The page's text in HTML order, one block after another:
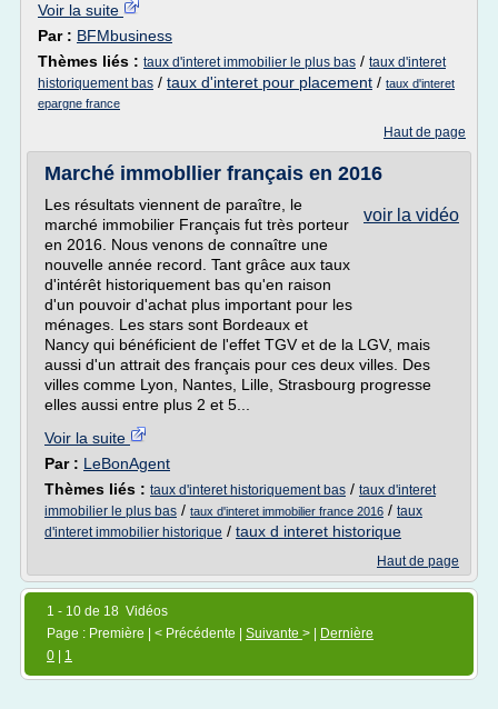
Voir la suite
Par : BFMbusiness
Thèmes liés : taux d'interet immobilier le plus bas / taux d'interet
historiquement bas / taux d'interet pour placement / taux d'interet
epargne france
Haut de page
Marché immobllier français en 2016
voir la vidéo
Les résultats viennent de paraître, le
marché immobilier Français fut très porteur
en 2016. Nous venons de connaître une
nouvelle année record. Tant grâce aux taux
d'intérêt historiquement bas qu'en raison
d'un pouvoir d'achat plus important pour les
ménages. Les stars sont Bordeaux et
Nancy qui bénéficient de l'effet TGV et de la LGV, mais
aussi d'un attrait des français pour ces deux villes. Des
villes comme Lyon, Nantes, Lille, Strasbourg progresse
elles aussi entre plus 2 et 5...
Voir la suite
Par : LeBonAgent
Thèmes liés : taux d'interet historiquement bas / taux d'interet
immobilier le plus bas / taux d'interet immobilier france 2016 / taux
d'interet immobilier historique / taux d interet historique
Haut de page
1 - 10 de 18 Vidéos
Page : Première | < Précédente | Suivante > |
Dernière
0
1